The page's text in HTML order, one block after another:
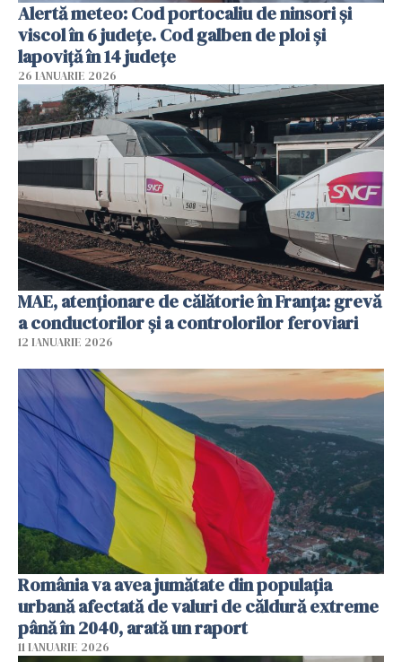
Alertă meteo: Cod portocaliu de ninsori şi
viscol în 6 judeţe. Cod galben de ploi şi
lapoviţă în 14 judeţe
26 IANUARIE 2026
MAE, atenționare de călătorie în Franța: grevă
a conductorilor şi a controlorilor feroviari
12 IANUARIE 2026
România va avea jumătate din populația
urbană afectată de valuri de căldură extreme
până în 2040, arată un raport
11 IANUARIE 2026